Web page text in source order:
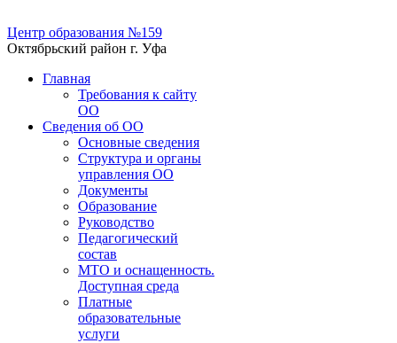
Центр образования №159
Октябрьский район г. Уфа
Главная
Требования к сайту
ОО
Сведения об ОО
Основные сведения
Структура и органы
управления ОО
Документы
Образование
Руководство
Педагогический
состав
МТО и оснащенность.
Доступная среда
Платные
образовательные
услуги